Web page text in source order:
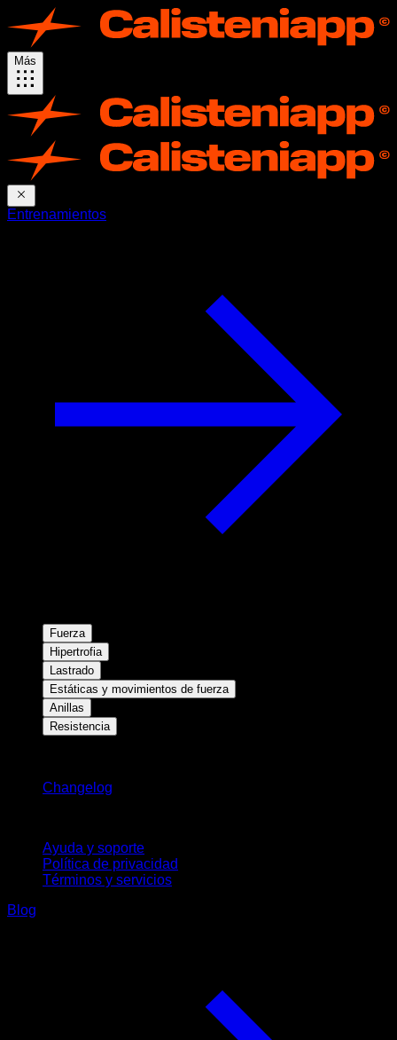
Más
Entrenamientos
Fuerza
Hipertrofia
Lastrado
Estáticas y movimientos de fuerza
Anillas
Resistencia
Changelog
Ayuda y soporte
Política de privacidad
Términos y servicios
Blog